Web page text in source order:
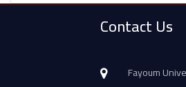
Contact Us
Fayoum